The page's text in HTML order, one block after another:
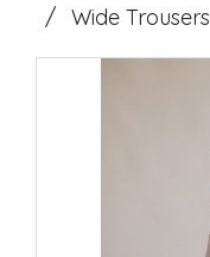
Wide Trousers